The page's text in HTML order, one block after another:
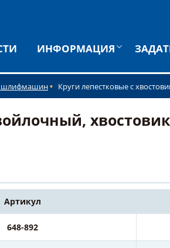
ИНФОРМАЦИЯ
шлифмашин Круги лепестковые с
Артикул
648-892